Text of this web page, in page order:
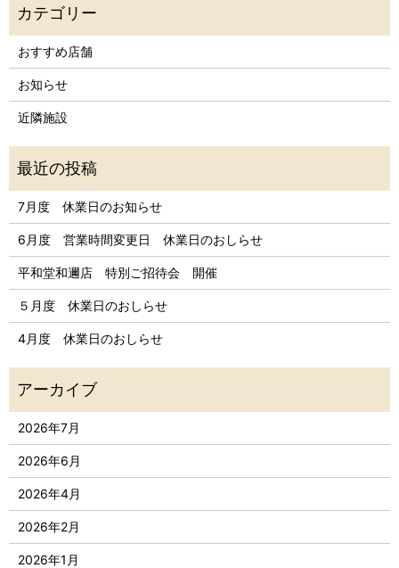
おすすめ店舗
お知らせ
近隣施設
7月度 休業日のお知らせ
6月度 営業時間変更日 休業日のおしらせ
平和堂和邇店 特別ご招待会 開催
５月度 休業日のおしらせ
4月度 休業日のおしらせ
2026年7月
2026年6月
2026年4月
2026年2月
2026年1月